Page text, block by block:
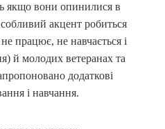
якщо вони опинилися в
акцент робиться
працює, не навчається і
й молодих ветеранах та
додаткові
і навчання.